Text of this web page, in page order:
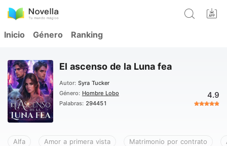
Inicio Género Ranking
El ascenso de la Luna fea
Autor: Syra Tucker
Género: Hombre Lobo
Palabras: 294451
4.9
Alfa Amor a primera vista Matrimonio por contrato